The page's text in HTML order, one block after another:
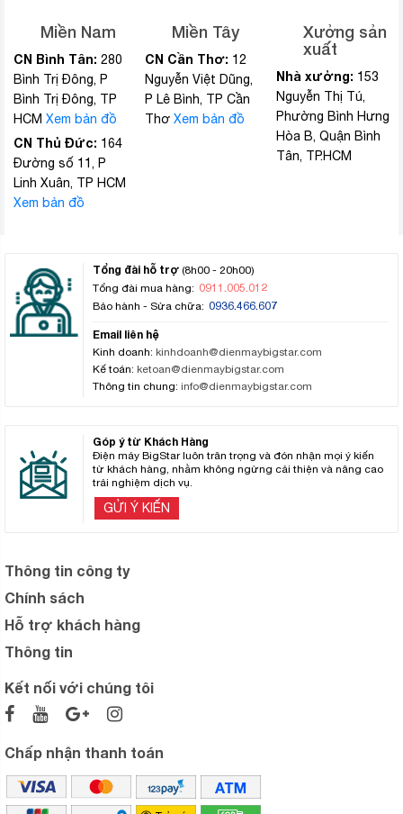
Miền Nam
CN Bình Tân: 280
Bình Trị Đông, P
Bình Trị Đông, TP
HCM Xem bản đồ
CN Thủ Đức: 164
Đường số 11, P
Linh Xuân, TP HCM
Xem bản đồ
Miền Tây
CN Cần Thơ: 12
Nguyễn Việt Dũng,
P Lê Bình, TP Cần
Thơ Xem bản đồ
Xưởng sản
xuất
Nhà xưởng: 153
Nguyễn Thị Tú,
Phường Bình Hưng
Hòa B, Quận Bình
Tân, TP.HCM
Tổng đài hỗ trợ (8h00 - 20h00)
Tổng đài mua hàng: 0911.005.012
Bảo hành - Sửa chữa: 0936.466.607
Email liên hệ
Kinh doanh: kinhdoanh@dienmaybigstar.com
Kế toán: ketoan@dienmaybigstar.com
Thông tin chung: info@dienmaybigstar.com
Góp ý từ Khách Hàng
Điện máy BigStar luôn trân trọng và đón nhận mọi ý kiến
từ khách hàng, nhằm không ngừng cải thiện và nâng cao
trải nghiệm dịch vụ.
GỬI Ý KIẾN
Thông tin công ty
Chính sách
Hỗ trợ khách hàng
Thông tin
Kết nối với chúng tôi
Chấp nhận thanh toán